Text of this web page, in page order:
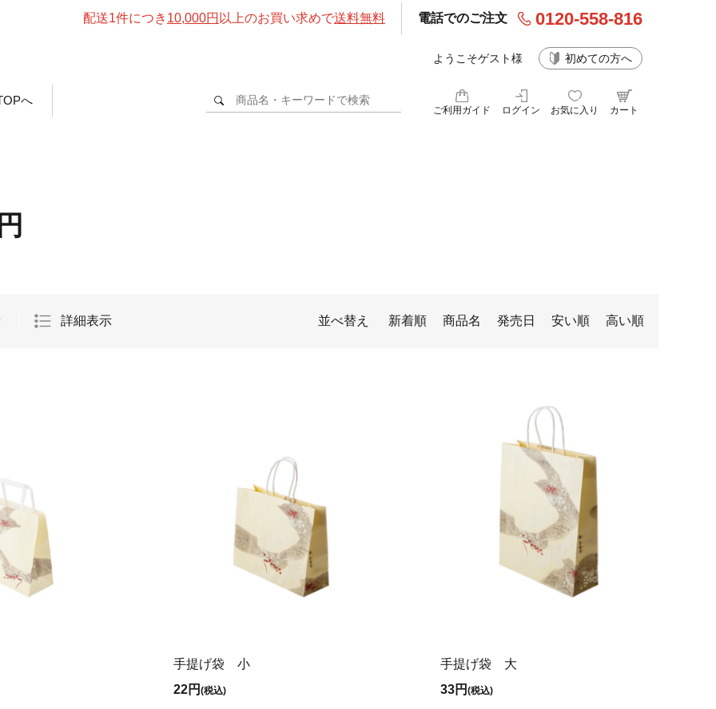
配送1件につき 10,000円 以上のお買い求めで送料無料 電話でのご注文 0120-558-816
ようこそゲスト様 初めての方へ
へ
ご利用ガイド ログイン お気に入り カート
詳細表示 並べ替え 新着順 商品名 発売日 安い順 高い順
手提げ袋 小
22円(税込)
手提げ袋 大
33円 (税込)